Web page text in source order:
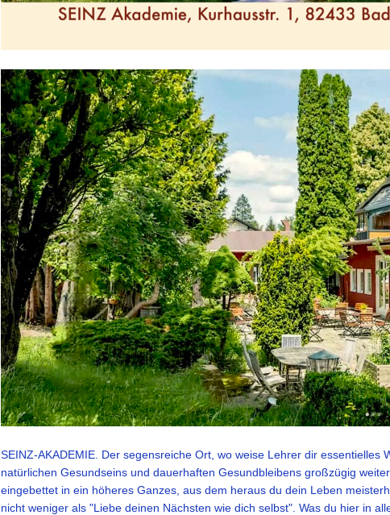
SEINZ-AKADEMIE. Der segensreiche Ort, wo weise Lehrer dir
natürlichen Gesundseins und dauerhaften Gesundbleibens großzügig
eingebettet in ein höheres Ganzes, aus dem heraus du dein Leben
nicht weniger als "Liebe deinen Nächsten wie dich selbst". Was du hier in